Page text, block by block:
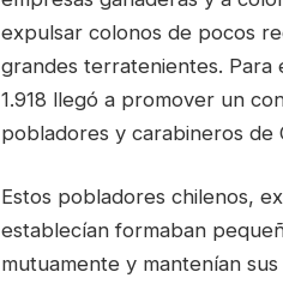
expulsar colonos de pocos
grandes terratenientes. Para
1.918 llegó a promover un
pobladores y carabineros de
Estos pobladores chilenos,
establecían formaban
mutuamente y mantenían